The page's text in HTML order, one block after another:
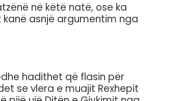
në këtë natë, ose ka
asnjë argumentim nga
hadithet që flasin për
se vlera e muajit Rexhepit